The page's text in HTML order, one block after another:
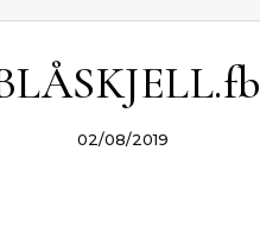
02/08/2019